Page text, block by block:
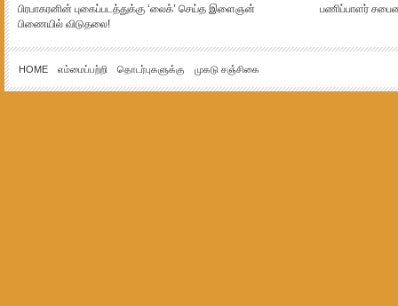
பிர­பா­க­ரனின் புகைப்­ப­டத்­துக்கு ‘லைக்’ செய்த இளைஞன்
பிணையில் விடு­தலை!
பணிப்பாளர்
HOME எம்மைப்பற்றி தொடர்புகளுக்கு முகடு சஞ்சிகை